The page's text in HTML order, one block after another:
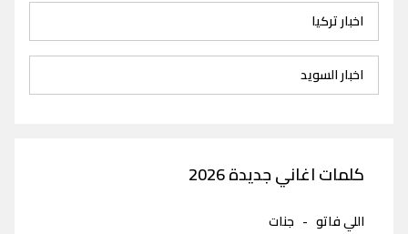
اخبار تركيا
اخبار السويد
كلمات اغاني جديدة 2026
اللي فاتو - جنات